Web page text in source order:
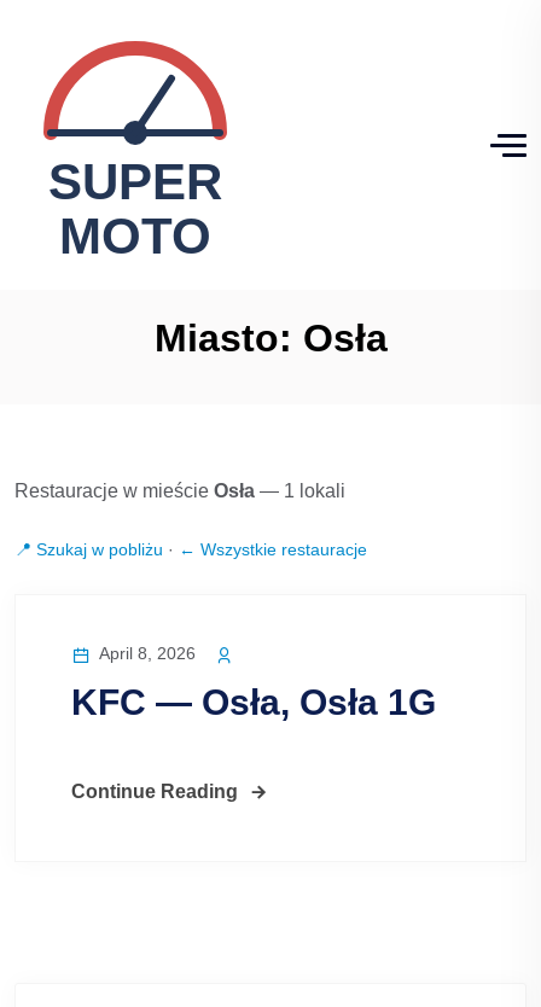
Miasto: Osła
Restauracje w mieście Osła — 1 lokali
📍 Szukaj w pobliżu · ← Wszystkie restauracje
April 8, 2026
KFC — Osła, Osła 1G
Continue Reading